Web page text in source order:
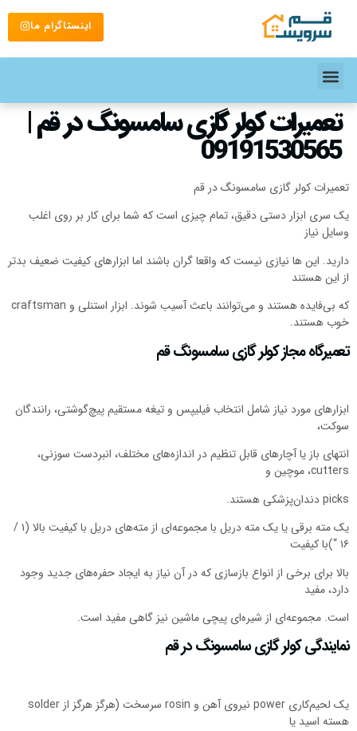
اینستاگرام ما
تعمیرات کولر گازی سامسونگ در قم |
09191530565
تعمیرات کولر گازی سامسونگ در قم
یک سری ابزار دستی دقیق، تمام چیزی است که شما برای کار بر روی اغلب
وسایل نیاز
دارید. این ها نیازی نیست که واقعا گران باشند اما ابزارهای کیفیت ضعیف بدتر
از این هستند
که بی‌فایده هستند و می‌توانند باعث آسیب شوند. ابزار استنلی و craftsman
خوب هستند.
تعمیرگاه مجاز کولر گازی سامسونگ قم
ابزارهای مورد نیاز شامل انتخاب فیلیپس و تیغه مستقیم پیچ‌گوشتی، رانندگان
سوکت،
انتهای باز یا آچارهای قابل تنظیم در اندازه‌های مختلف، انبردست سوزنی،
cutters، موچین و
picks دندان‌پزشکی هستند.
یک مته برقی یا یک مته دریل با مجموعه‌ای از مته‌های دریل با کیفیت بالا (۱ /
۱۶ “)با کیفیت
بالا برای برخی از انواع بازسازی که در آن نیاز به ایجاد حفره‌های جدید وجود
دارد، مفید
است. مجموعه‌ای از شیره‌ای پیچی ماشین نیز گاهی مفید است.
نمایندگی کولر گازی سامسونگ در قم
یک لحیم‌کاری power نیروی آهن و rosin سرسخت (هرگز هرگز از solder
هسته اسید یا